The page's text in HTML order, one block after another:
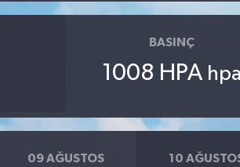
BASINÇ
1008 HPA hpa
09 AĞUSTOS 10